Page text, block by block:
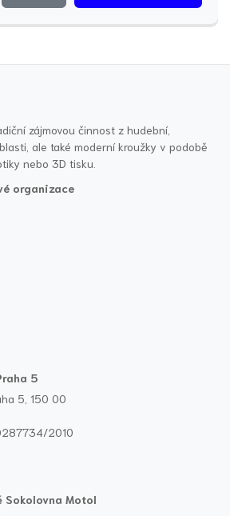
zájmovou činnost z hudební,
ale také moderní kroužky v podobě
nebo 3D tisku.
organizace
5
5, 150 00
2010
Sokolovna Motol